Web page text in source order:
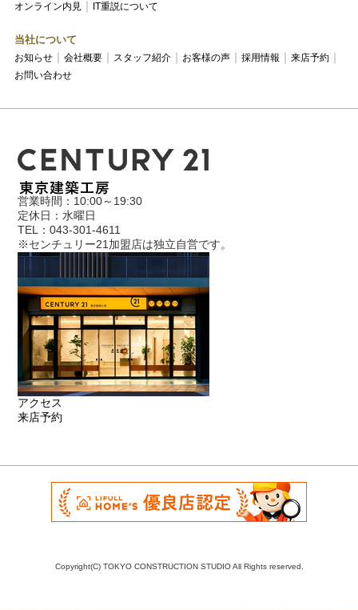
オンライン内見
IT重説について
当社について
お知らせ 会社概要 スタッフ紹介 お客様の声 採用情報
来店予約
お問い合わせ
営業時間：10:00～19:30
定休日：水曜日
TEL：043-301-4611
※センチュリー21加盟店は独立自営です。
アクセス
来店予約
Copyright(C) TOKYO CONSTRUCTION STUDIO All Rights reserved.